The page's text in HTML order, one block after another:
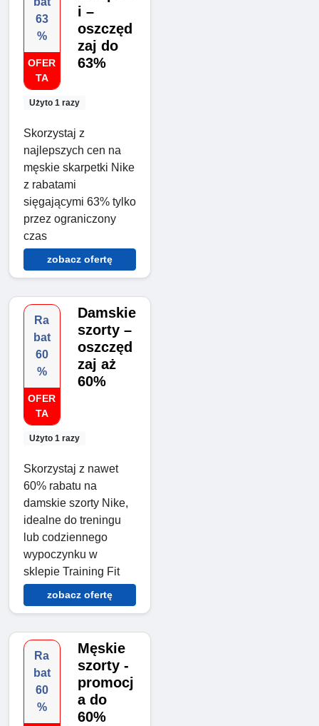
63
%
OFER
TA
Użyto 1 razy
i –
oszczęd
zaj do
63%
Skorzystaj z
najlepszych cen na
męskie skarpetki Nike
z rabatami
sięgającymi 63% tylko
przez ograniczony
czas
zobacz ofertę
Ra
bat
60
%
OFER
TA
Użyto 1 razy
Damskie
szorty –
oszczęd
zaj aż
60%
Skorzystaj z nawet
60% rabatu na
damskie szorty Nike,
idealne do treningu
lub codziennego
wypoczynku w
sklepie Training Fit
zobacz ofertę
Ra
bat
60
%
Męskie
szorty -
promocj
a do
60%